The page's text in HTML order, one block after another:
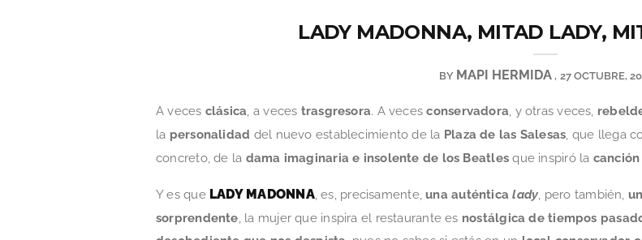
LADY MADONNA, MITAD LADY,
BY MAPI HERMIDA 27 OCTUBRE,
A veces clásica, a veces trasgresora. A vecesconservadora, y otras veces,
la personalidad del nuevo establecimiento de la Plaza de las Salesas, que llega
concreto, de la dama imaginaria e insolente de los Beatles que inspiró la
Y es que LADY MADONNA, es, precisamente,una auténticalady, pero también,
sorprendente, la mujer que inspira el restaurante es nostálgica de tiempos